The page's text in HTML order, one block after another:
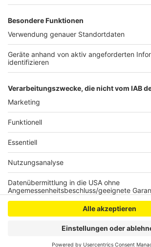
Anzeige
Die Polizei geht von Brandstiftung aus
Täter stecken. Demnach liegt eine erste
Sachschadens-Schätzung bei rund
vermutlich durch die Feuerhitze
mitgerechnet.